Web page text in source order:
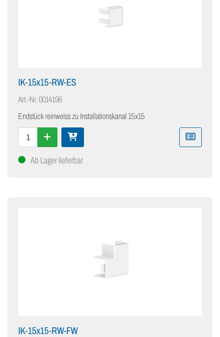
IK-15x15-RW-ES
Art.-Nr.0014198
Endstück reinweiss zu Installationskanal 15x15
Ab Lager lieferbar
IK-15x15-RW-FW